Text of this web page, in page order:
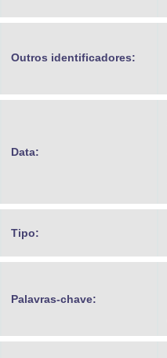
Outros identificadores:
Data:
Tipo:
Palavras-chave: